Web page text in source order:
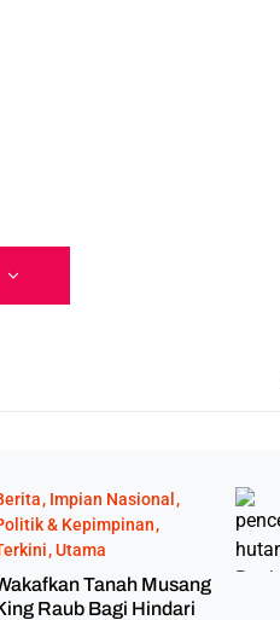
Impian Nasional
& Kepimpinan
Utama
Tanah Musang
Raub Bagi Hindari